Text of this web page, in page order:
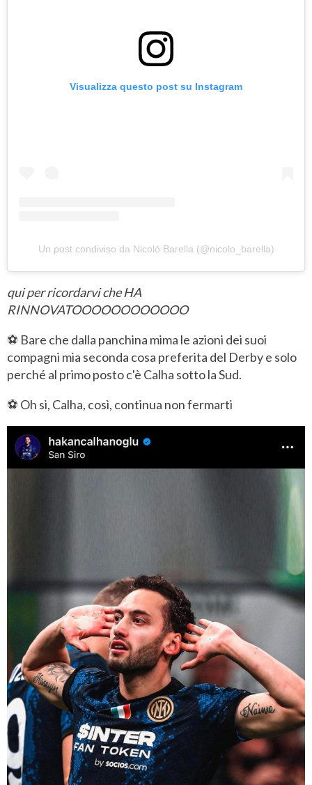
Visualizza questo post su Instagram
Un post condiviso da Nicoló Barella (@nicolo_barella)
qui per ricordarvi che HA
RINNOVATOOOOOOOOOOOO
⚽ Bare che dalla panchina mima le azioni dei suoi
compagni mia seconda cosa preferita del Derby e solo
perché al primo posto c'è Calha sotto la Sud.
⚽ Oh si, Calha, così, continua non fermarti